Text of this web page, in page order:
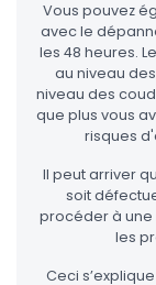
Vous pouvez
avec le
les 48 heures.
au niveau
niveau des
que plus vous
risques
Il peut arriver
soit
procéder à une
les
Ceci